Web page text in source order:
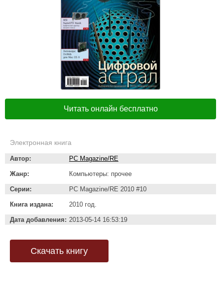
Читать онлайн бесплатно
Электронная книга
Автор: PC Magazine/RE
Жанр: Компьютеры: прочее
Серии: PC Magazine/RE 2010 #10
Книга издана: 2010 год.
Дата добавления: 2013-05-14 16:53:19
Скачать книгу